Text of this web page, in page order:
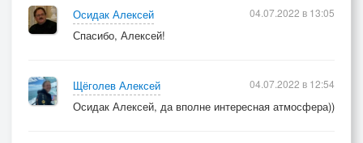
Осидак Алексей
Спасибо, Алексей!
04.07.2022 в 13:05
Щёголев Алексей
Осидак Алексей, да вполне интересная атмосфера))
04.07.2022 в 12:54